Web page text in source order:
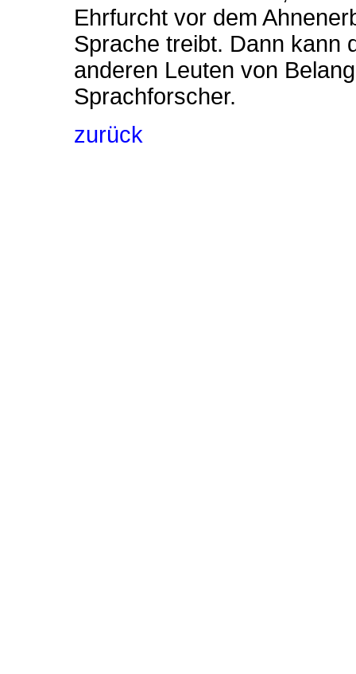
Ehrfurcht vor dem
Sprache treibt. Dann kann
anderen Leuten von
Sprachforscher.
zurück